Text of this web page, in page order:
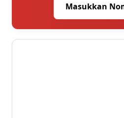
Masukkan